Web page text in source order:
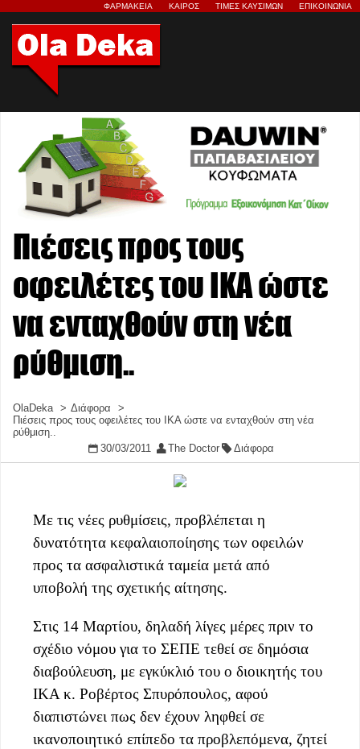
ΦΑΡΜΑΚΕΙΑ ΚΑΙΡΟΣ ΤΙΜΕΣ ΚΑΥΣΙΜΩΝ ΕΠΙΚΟΙΝΩΝΙΑ
Πιέσεις προς τους
οφειλέτες του ΙΚΑ ώστε
να ενταχθούν στη νέα
ρύθμιση..
OlaDeka
Διάφορα
Πιέσεις προς τους οφειλέτες του ΙΚΑ ώστε να ενταχθούν στη νέα
ρύθμιση..
30/03/2011
The Doctor Διάφορα
Με τις νέες ρυθμίσεις, προβλέπεται η
δυνατότητα κεφαλαιοποίησης των οφειλών
προς τα ασφαλιστικά ταμεία μετά από
υποβολή της σχετικής αίτησης.
Στις 14 Μαρτίου, δηλαδή λίγες μέρες πριν το
σχέδιο νόμου για το ΣΕΠΕ τεθεί σε δημόσια
διαβούλευση, με εγκύκλιό του ο διοικητής του
ΙΚΑ κ. Ροβέρτος Σπυρόπουλος, αφού
διαπιστώνει πως δεν έχουν ληφθεί σε
ικανοποιητικό επίπεδο τα προβλεπόμενα, ζητεί